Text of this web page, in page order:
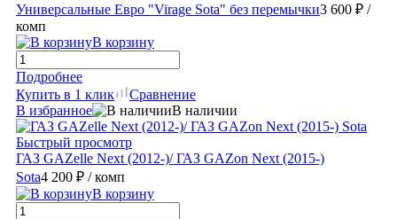
Универсальные Евро "Virage Sota" без перемычки3 600 ₽ /
комп
В корзину
Подробнее
Купить в 1 клик
Сравнение
В избранное
В наличии
Быстрый просмотр
ГАЗ GAZelle Next (2012-)/ ГАЗ GAZon Next (2015-)
Sota4 200 ₽ / комп
В корзину